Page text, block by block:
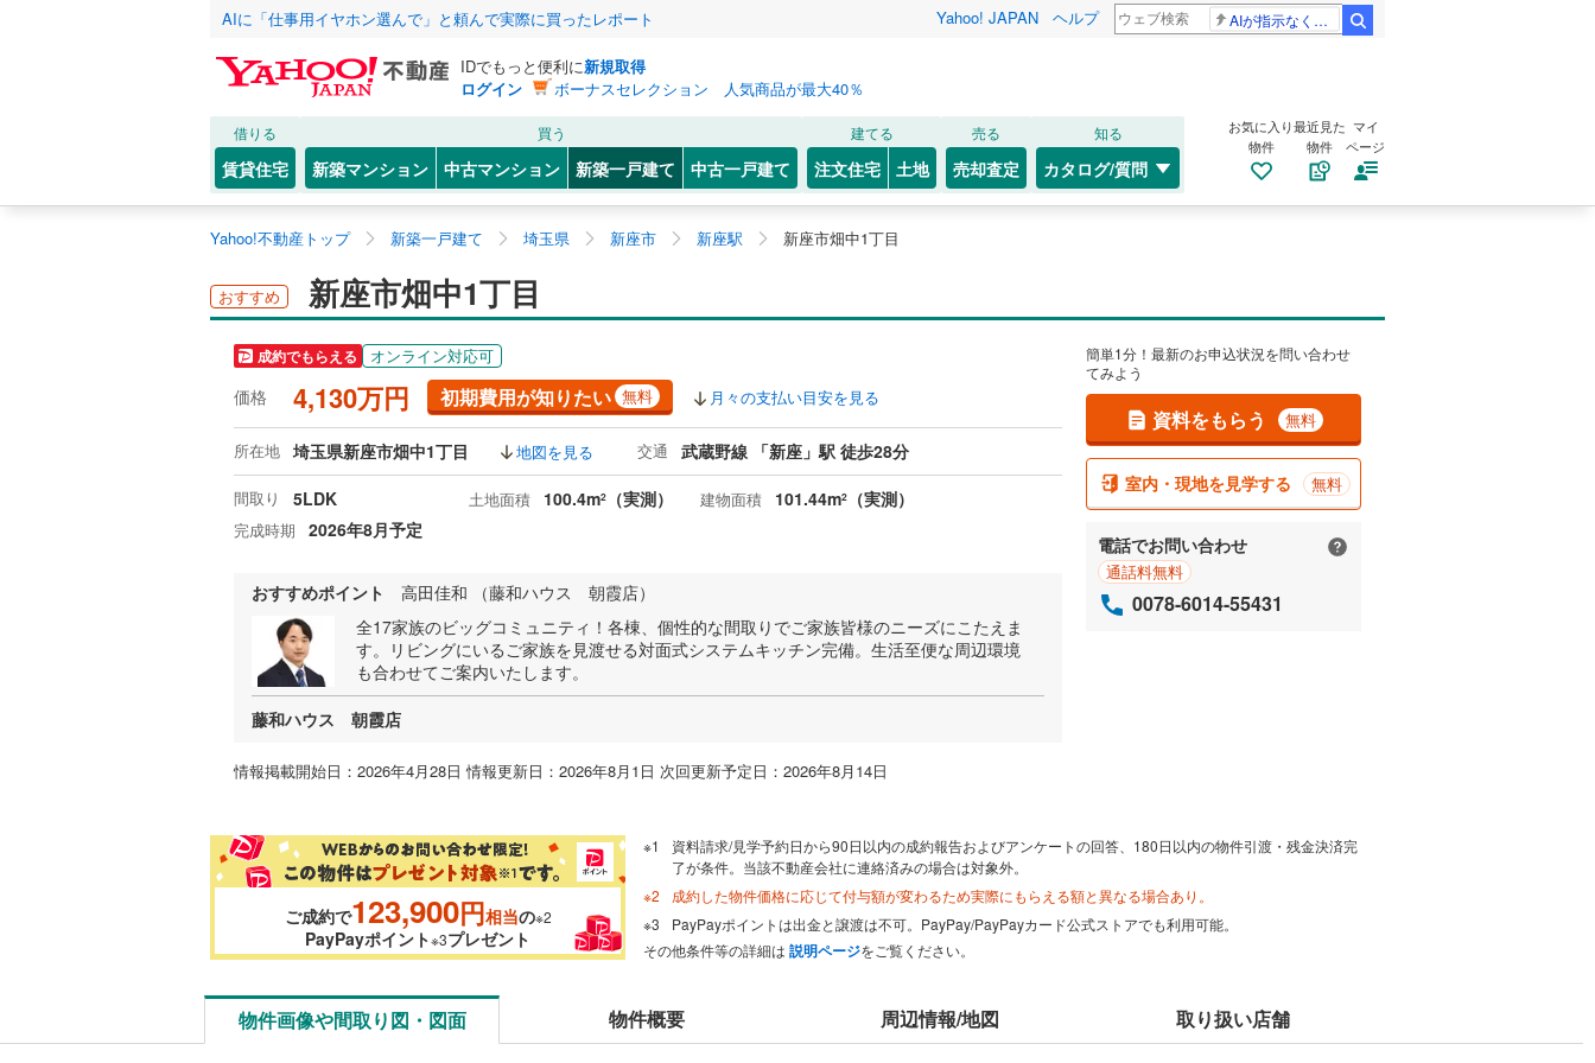
AIに「仕事用イヤホン選んで」と頼んで実際に買ったレポート Yahoo! JAPAN ヘルプ AIが指示なくサイバー攻撃
IDでもっと便利に新規取得
ログイン
ボーナスセレクション 人気商品が最大40％
借りる
賃貸住宅
買う
新築マンション 中古マンション 新築一戸建て 中古一戸建て
建てる
注文住宅 土地
売る
売却査定
知る
カタログ/質問
お気に入り
物件
最近見た
物件
マイ
ページ
Yahoo!不動産トップ 新築一戸建て 埼玉県 新座市 新座駅 新座市畑中1丁目
おすすめ 新座市畑中1丁目
成約でもらえる オンライン対応可
価格 4,130万円 初期費用が知りたい 無料 月々の支払い目安を見る
所在地 埼玉県新座市畑中1丁目 地図を見る 交通 武蔵野線 「新座」駅 徒歩28分
間取り 5LDK 土地面積 100.4m2 （実測） 建物面積 101.44m2 （実測）
完成時期 2026年8月予定
おすすめポイント
高田佳和 （藤和ハウス 朝霞店）
全17家族のビッグコミュニティ！各棟、個性的な間取りでご家族皆様のニーズにこたえま
す。リビングにいるご家族を見渡せる対面式システムキッチン完備。生活至便な周辺環境
も合わせてご案内いたします。
藤和ハウス 朝霞店
情報掲載開始日：2026年4月28日 情報更新日：2026年8月1日 次回更新予定日：2026年8月14日
簡単1分！最新のお申込状況を問い合わせ
てみよう
資料をもらう 無料
室内・現地を見学する 無料
電話でお問い合わせ
通話料無料
0078-6014-55431
ご成約で123,900円相当の※2
PayPayポイント※3プレゼント
資料請求/見学予約日から90日以内の成約報告およびアンケートの回答、180日以内の物件引渡・残金決済完
了が条件。当該不動産会社に連絡済みの場合は対象外。
成約した物件価格に応じて付与額が変わるため実際にもらえる額と異なる場合あり。
PayPayポイントは出金と譲渡は不可。PayPay/PayPayカード公式ストアでも利用可能。
その他条件等の詳細は 説明ページをご覧ください。
物件画像や間取り図・図面 物件概要 周辺情報/地図 取り扱い店舗